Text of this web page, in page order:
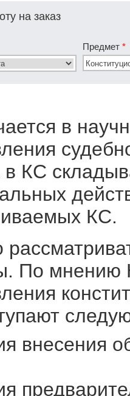
на заказ
Предмет *
в
в КС
КС.
По мнению
внесения